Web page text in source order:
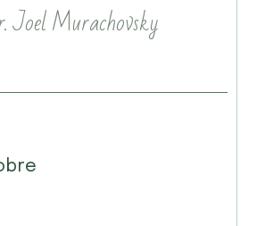
Joel Murachovsky